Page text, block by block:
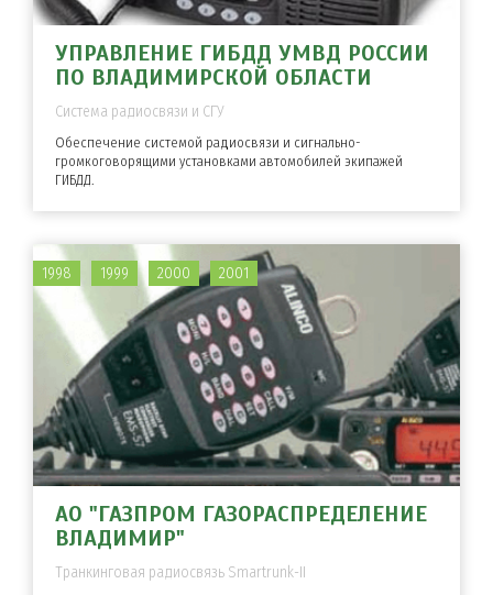
УПРАВЛЕНИЕ ГИБДД УМВД РОССИИ
ПО ВЛАДИМИРСКОЙ ОБЛАСТИ
Система радиосвязи и СГУ
Обеспечение системой радиосвязи и сигнально-
громкоговорящими установками автомобилей экипажей
ГИБДД.
АО "ГАЗПРОМ ГАЗОРАСПРЕДЕЛЕНИЕ
ВЛАДИМИР"
Транкинговая радиосвязь Smartrunk-II
1998 1999 2000 2001